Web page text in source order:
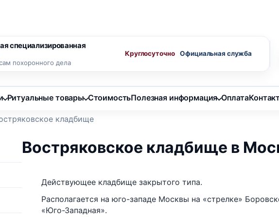
специализированная
похоронного дела
Круглосуточно
Ритуальные товары СтоимостьПолезная информация Оплата
кладбище
Востряковское кладбище в
Действующее кладбище закрытого типа.
Располагается на юго-западе Москвы на «стрелке»
«Юго-Западная».